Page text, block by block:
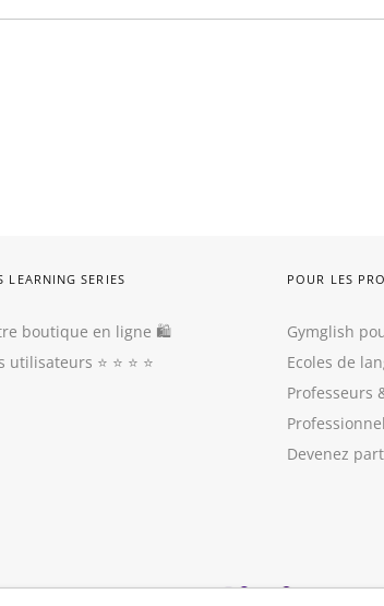
LEARNING SERIES
boutique en ligne 🛍
utilisateurs ⭐️ ⭐️ ⭐️ ⭐️
POUR LES
Gymglish
Ecoles de
Professeurs
Devenez